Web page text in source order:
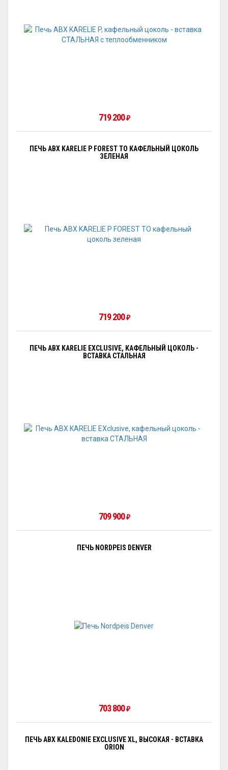
719 200₽
ПЕЧЬ ABX KARELIE P FOREST ТО КАФЕЛЬНЫЙ ЦОКОЛЬ
ЗЕЛЕНАЯ
719 200₽
ПЕЧЬ ABX KARELIE EXCLUSIVE, КАФЕЛЬНЫЙ ЦОКОЛЬ -
ВСТАВКА СТАЛЬНАЯ
709 900₽
ПЕЧЬ NORDPEIS DENVER
703 800₽
ПЕЧЬ ABX KALEDONIE EXCLUSIVE XL, ВЫСОКАЯ - ВСТАВКА
ORION